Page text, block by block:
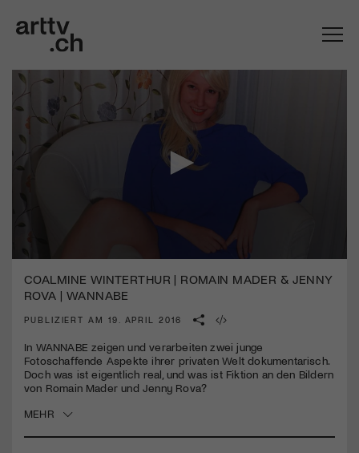
seconds
minutes,
seconds
COALMINE WINTERTHUR | ROMAIN MADER & JENNY
ROVA | WANNABE
PUBLIZIERT AM 19. APRIL 2016
In WANNABE zeigen und verarbeiten zwei junge
Fotoschaffende Aspekte ihrer privaten Welt dokumentarisch.
Doch was ist eigentlich real, und was ist Fiktion an den Bildern
von Romain Mader und Jenny Rova?
MEHR
Mach mit: «Be Part of the Art»!
Engagiere dich als Kulturliebhaber:in, Kulturschaffende(r) oder
Kulturinstitution und unterstütze unsere Arbeit.
Mit deiner Mitgliedschaft erhältst du kostenlosen Zugang zu
diversen Kulturevents.
Jetzt Mitglied werden